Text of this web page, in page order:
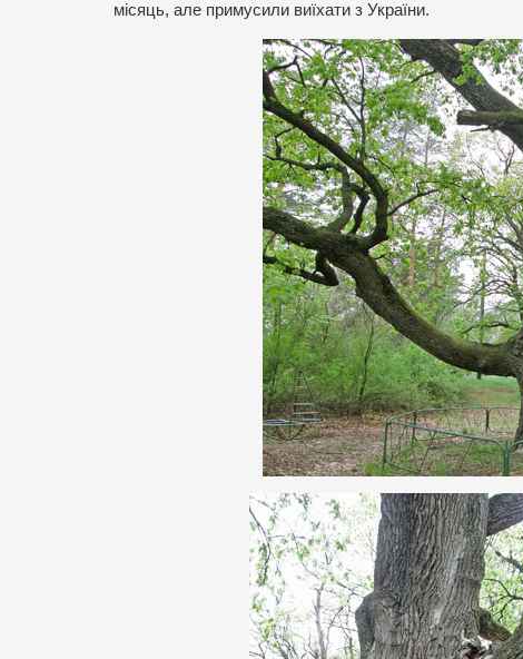
місяць, але примусили виїхати з України.